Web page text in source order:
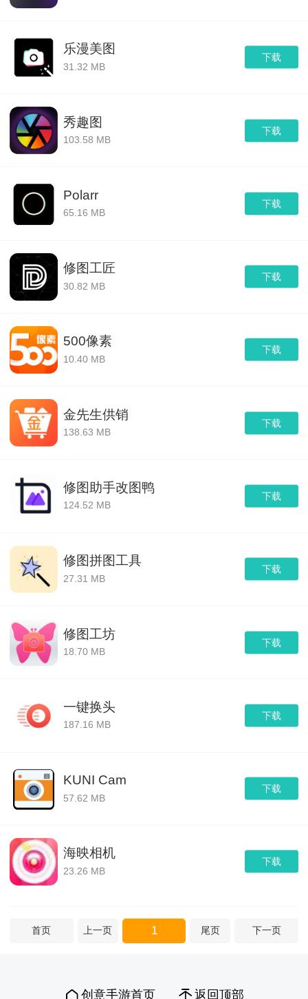
下载
乐漫美图
31.32 MB
下载
秀趣图
103.58 MB
下载
Polarr
65.16 MB
下载
修图工匠
30.82 MB
下载
500像素
10.40 MB
下载
金先生供销
138.63 MB
下载
修图助手改图鸭
124.52 MB
下载
修图拼图工具
27.31 MB
下载
修图工坊
18.70 MB
下载
一键换头
187.16 MB
下载
KUNI Cam
57.62 MB
下载
海映相机
23.26 MB
首页 上一页 1 尾页 下一页
创意手游首页 返回顶部